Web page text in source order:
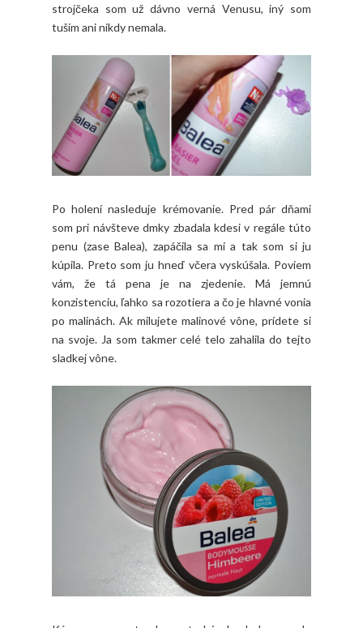
strojčeka som už dávno verná Venusu, iný som
tuším ani nikdy nemala.
Po holení nasleduje krémovanie. Pred pár dňami
som pri návšteve dmky zbadala kdesi v regále túto
penu (zase Balea), zapáčila sa mi a tak som si ju
kúpila. Preto som ju hneď včera vyskúšala. Poviem
vám, že tá pena je na zjedenie. Má jemnú
konzistenciu, ľahko sa rozotiera a čo je hlavné vonia
po malinách. Ak milujete malinové vône, prídete si
na svoje. Ja som takmer celé telo zahalila do tejto
sladkej vône.